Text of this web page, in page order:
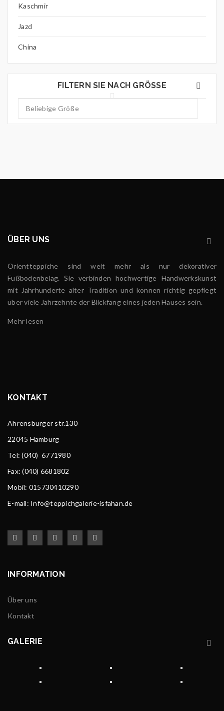
Kaschmir
Jazd
China
FILTERN SIE NACH GRÖSSE
ÜBER UNS
Orientteppiche sind weit mehr als nur dekorativer
Fußbodenbelag. Sie verbinden hochwertige Handwerkskunst
mit Jahrhunderte alter Tradition und können richtig gepflegt
über viele Jahrzehnte der Blickfang eines jeden Hauses sein.
Mehr lesen
KONTAKT
Ahrensburger str.130
22045 Hamburg
Tel: (040) 6771980
Fax: (040) 6681802
Mobil: 015730410290
E-mail: Info@teppichgalerie-isfahan.de
INFORMATION
Über uns
Kontakt
GALERIE